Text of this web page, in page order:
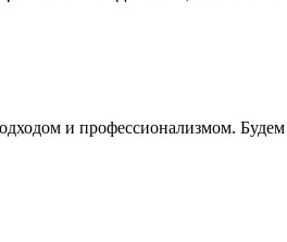
и профессионализмом. Будем